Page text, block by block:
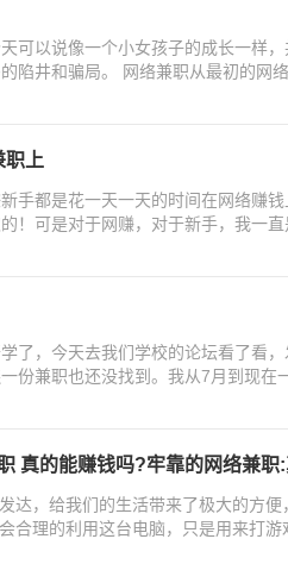
可以说像一个小女孩子的成长一样
那样单纯的，现在的网络兼职伴随着太多的陷井和骗局。 网络兼
职上
手都是花一天一天的时间在网络赚
！可是对于网赚，对于新手，我一
了，今天去我们学校的论坛看了看，
份兼职也还没找到。我从7月到现在
真的能赚钱吗?牢靠的网络兼职
达，给我们的生活带来了极大的方便
合理的利用这台电脑，只是用来打